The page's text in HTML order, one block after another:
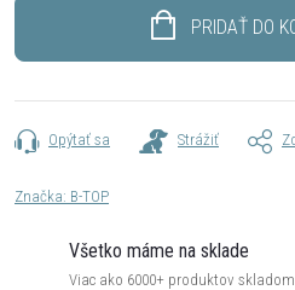
PRIDAŤ DO
Opýtať sa Strážiť
Značka: B-TOP
Všetko máme na sklade
Viac ako 6000+ produktov